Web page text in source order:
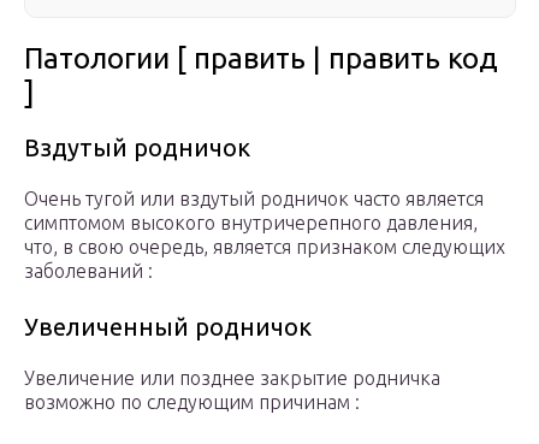
Патологии [ править | править код
]
Вздутый родничок
Очень тугой или вздутый родничок часто является
симптомом высокого внутричерепного давления,
что, в свою очередь, является признаком следующих
заболеваний :
Увеличенный родничок
Увеличение или позднее закрытие родничка
возможно по следующим причинам :